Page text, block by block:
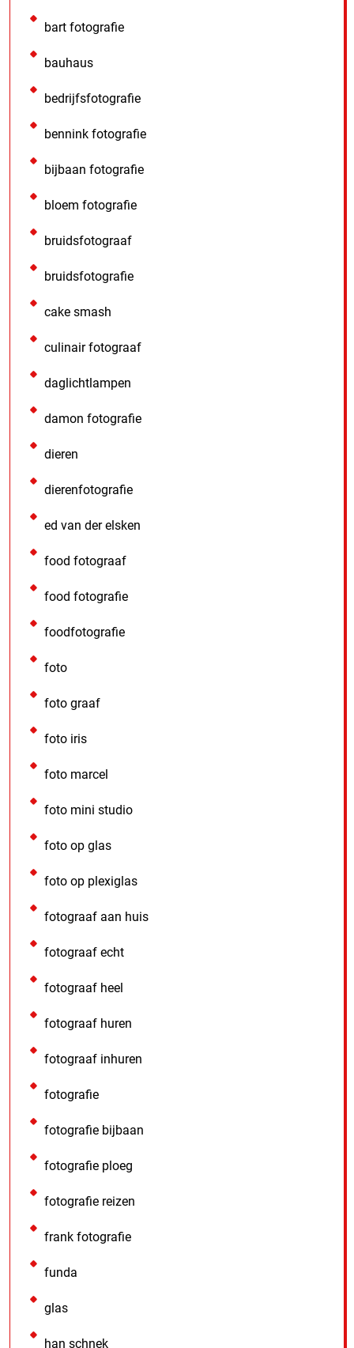
bart fotografie
bauhaus
bedrijfsfotografie
bennink fotografie
bijbaan fotografie
bloem fotografie
bruidsfotograaf
bruidsfotografie
cake smash
culinair fotograaf
daglichtlampen
damon fotografie
dieren
dierenfotografie
ed van der elsken
food fotograaf
food fotografie
foodfotografie
foto
foto graaf
foto iris
foto marcel
foto mini studio
foto op glas
foto op plexiglas
fotograaf aan huis
fotograaf echt
fotograaf heel
fotograaf huren
fotograaf inhuren
fotografie
fotografie bijbaan
fotografie ploeg
fotografie reizen
frank fotografie
funda
glas
han schnek